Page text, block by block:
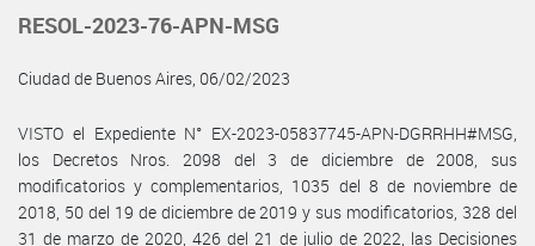
RESOL-2023-76-APN-MSG
Ciudad de Buenos Aires, 06/02/2023
VISTO el Expediente N° EX-2023-05837745-APN-DGRRHH#MSG,
los Decretos Nros. 2098 del 3 de diciembre de 2008, sus
modificatorios y complementarios, 1035 del 8 de noviembre de
2018, 50 del 19 de diciembre de 2019 y sus modificatorios, 328 del
31 de marzo de 2020, 426 del 21 de julio de 2022, las Decisiones